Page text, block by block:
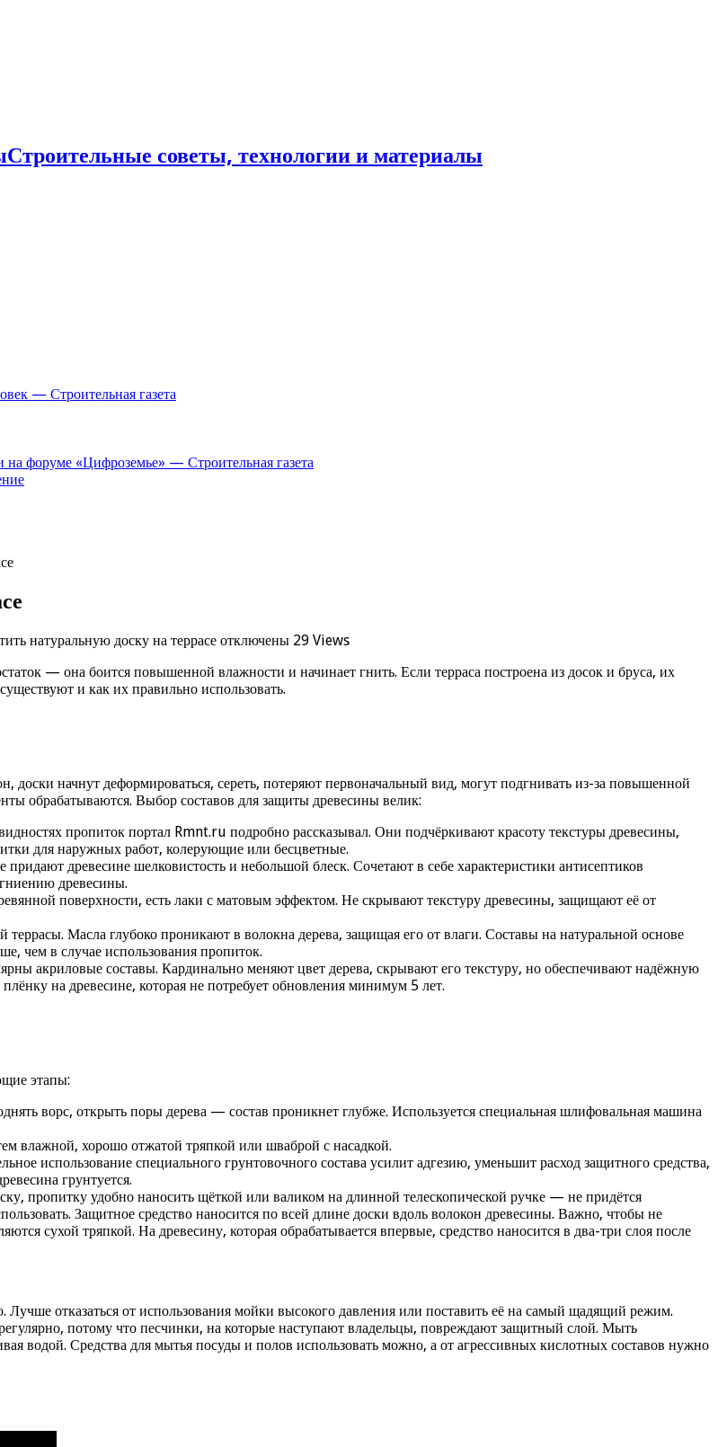
Строительные советы, технологии и материалы
— Строительная газета
форуме «Цифроземье» — Строительная газета
натуральную доску на террасе отключены 29 Views
— она боится повышенной влажности и начинает гнить. Если терраса построена из досок и бруса, их
и как их правильно использовать.
доски начнут деформироваться, сереть, потеряют первоначальный вид, могут подгнивать из-за повышенной
обрабатываются. Выбор составов для защиты древесины велик:
пропиток портал Rmnt.ru подробно рассказывал. Они подчёркивают красоту текстуры древесины,
для наружных работ, колерующие или бесцветные.
древесине шелковистость и небольшой блеск. Сочетают в себе характеристики антисептиков
древесины.
поверхности, есть лаки с матовым эффектом. Не скрывают текстуру древесины, защищают её от
Масла глубоко проникают в волокна дерева, защищая его от влаги. Составы на натуральной основе
чем в случае использования пропиток.
акриловые составы. Кардинально меняют цвет дерева, скрывают его текстуру, но обеспечивают надёжную
на древесине, которая не потребует обновления минимум 5 лет.
этапы:
ворс, открыть поры дерева — состав проникнет глубже. Используется специальная шлифовальная машина
влажной, хорошо отжатой тряпкой или шваброй с насадкой.
использование специального грунтовочного состава усилит адгезию, уменьшит расход защитного средства,
грунтуется.
пропитку удобно наносить щёткой или валиком на длинной телескопической ручке — не придётся
Защитное средство наносится по всей длине доски вдоль волокон древесины. Важно, чтобы не
сухой тряпкой. На древесину, которая обрабатывается впервые, средство наносится в два-три слоя после
отказаться от использования мойки высокого давления или поставить её на самый щадящий режим.
потому что песчинки, на которые наступают владельцы, повреждают защитный слой. Мыть
водой. Средства для мытья посуды и полов использовать можно, а от агрессивных кислотных составов нужно